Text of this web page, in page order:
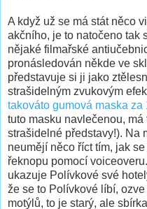
A když už se má stát něco
akčního, je to natočeno tak
nějaké filmařské
pronásledován někde ve
představuje si ji jako
strašidelným zvukovým
takováto gumová maska za
tuto masku navlečenou,
strašidelné představy!). Na
neumějí něco říct tím, jak
řeknopu pomocí
ukazuje Polívkové své
že se to Polívkové líbí,
motýlů, to je starý, ale